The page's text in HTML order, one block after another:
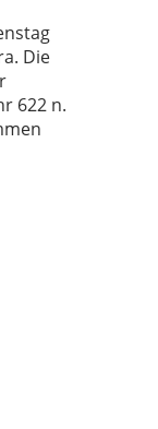
Die
622 n.